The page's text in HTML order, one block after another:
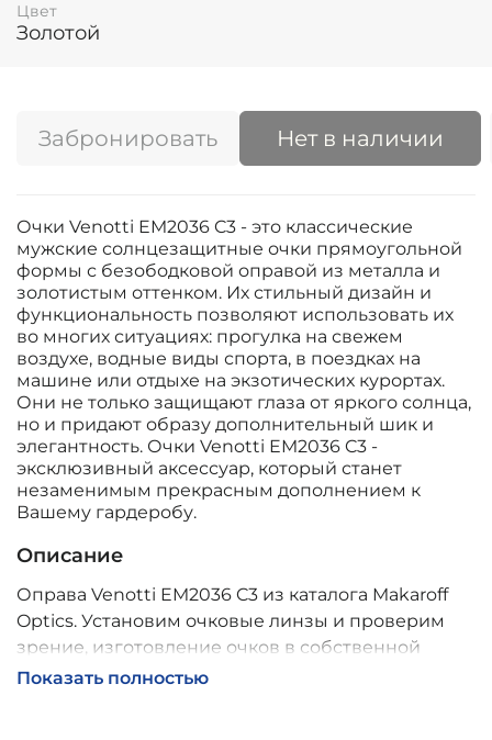
Цвет
Золотой
Забронировать Нет в наличии
Очки Venotti EM2036 C3 - это классические
мужские солнцезащитные очки прямоугольной
формы с безободковой оправой из металла и
золотистым оттенком. Их стильный дизайн и
функциональность позволяют использовать их
во многих ситуациях: прогулка на свежем
воздухе, водные виды спорта, в поездках на
машине или отдыхе на экзотических курортах.
Они не только защищают глаза от яркого солнца,
но и придают образу дополнительный шик и
элегантность. Очки Venotti EM2036 C3 -
эксклюзивный аксессуар, который станет
незаменимым прекрасным дополнением к
Вашему гардеробу.
Описание
Оправа Venotti EM2036 C3 из каталога Makaroff
Optics. Установим очковые линзы и проверим
зрение, изготовление очков в собственной
мастерской, обычно 2–5 дней, индивидуальные
Показать полностью